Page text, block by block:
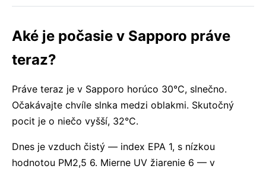
Aké je počasie v Sapporo práve
teraz?
Práve teraz je v Sapporo horúco 30°C, slnečno.
Očakávajte chvíle slnka medzi oblakmi. Skutočný
pocit je o niečo vyšší, 32°C.
Dnes je vzduch čistý — index EPA 1, s nízkou
hodnotou PM2,5 6. Mierne UV žiarenie 6 — v